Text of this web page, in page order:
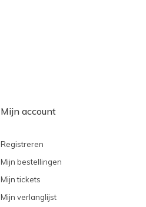
Mijn account
Registreren
Mijn bestellingen
Mijn tickets
Mijn verlanglijst